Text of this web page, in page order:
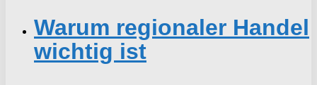
Warum regionaler Handel
wichtig ist